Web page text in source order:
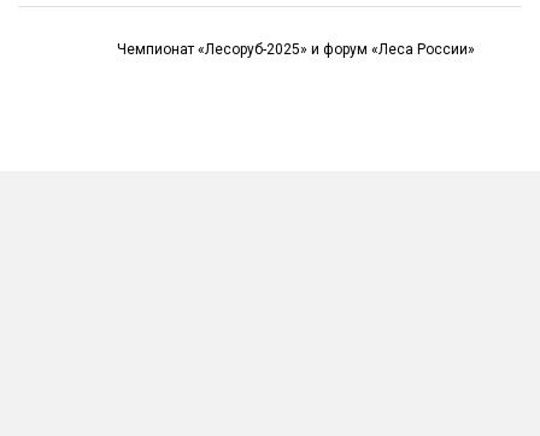
Чемпионат «Лесоруб-2025» и форум «Леса России»